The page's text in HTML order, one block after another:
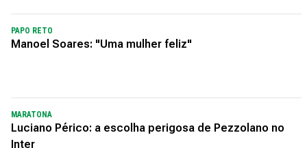
PAPO RETO
Manoel Soares: "Uma mulher feliz"
MARATONA
Luciano Périco: a escolha perigosa de Pezzolano no
Inter